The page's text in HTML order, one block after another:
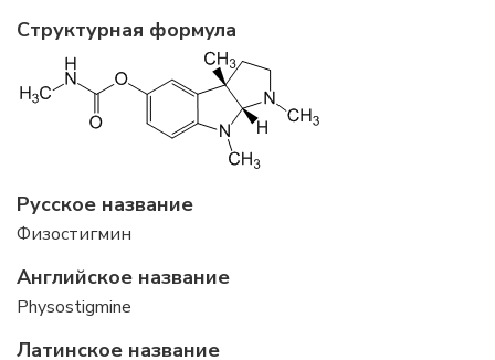
Структурная формула
Русское название
Физостигмин
Английское название
Physostigmine
Латинское название